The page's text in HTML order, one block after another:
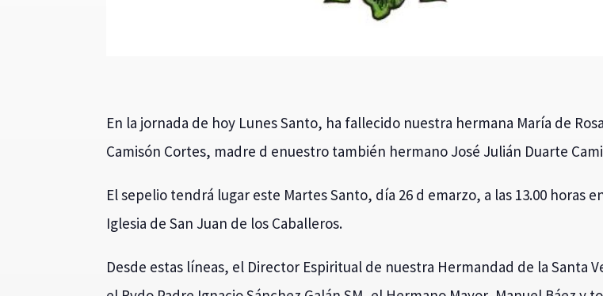
En la jornada de hoy Lunes Santo, ha fallecido nuestra hermana María de
Camisón Cortes, madre d enuestro también hermano José Julián Duarte
El sepelio tendrá lugar este Martes Santo, día 26 d emarzo, a las 13.00 horas
Iglesia de San Juan de los Caballeros.
Desde estas líneas, el Director Espiritual de nuestra Hermandad de la Santa